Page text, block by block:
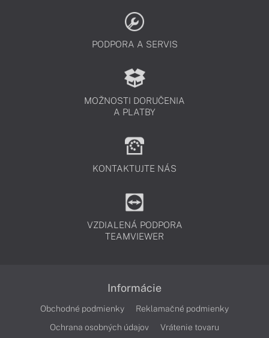
PODPORA A SERVIS
MOŽNOSTI DORUČENIA
A PLATBY
KONTAKTUJTE NÁS
VZDIALENÁ PODPORA
TEAMVIEWER
Informácie
Obchodné podmienky
Reklamačné podmienky
Ochrana osobných údajov
Vrátenie tovaru